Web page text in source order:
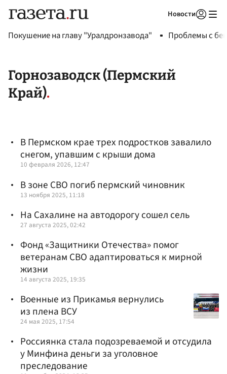
Новости
Покушение на главу "Уралдронзавода" Проблемы с
Горнозаводск (Пермский
Край)
В Пермском крае трех подростков завалило
снегом, упавшим с крыши дома
10 февраля 2026, 12:47
В зоне СВО погиб пермский чиновник
13 ноября 2025, 11:18
На Сахалине на автодорогу сошел сель
27 августа 2025, 02:42
Фонд «Защитники Отечества» помог
ветеранам СВО адаптироваться к мирной
жизни
14 августа 2025, 19:35
Военные из Прикамья вернулись
из плена ВСУ
24 мая 2025, 17:54
Россиянка стала подозреваемой и отсудила
у Минфина деньги за уголовное
преследование